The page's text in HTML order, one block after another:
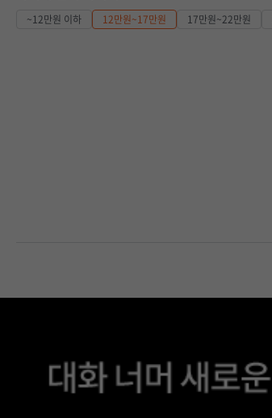
~12만원 이하 12만원~17만원 17만원~22만원